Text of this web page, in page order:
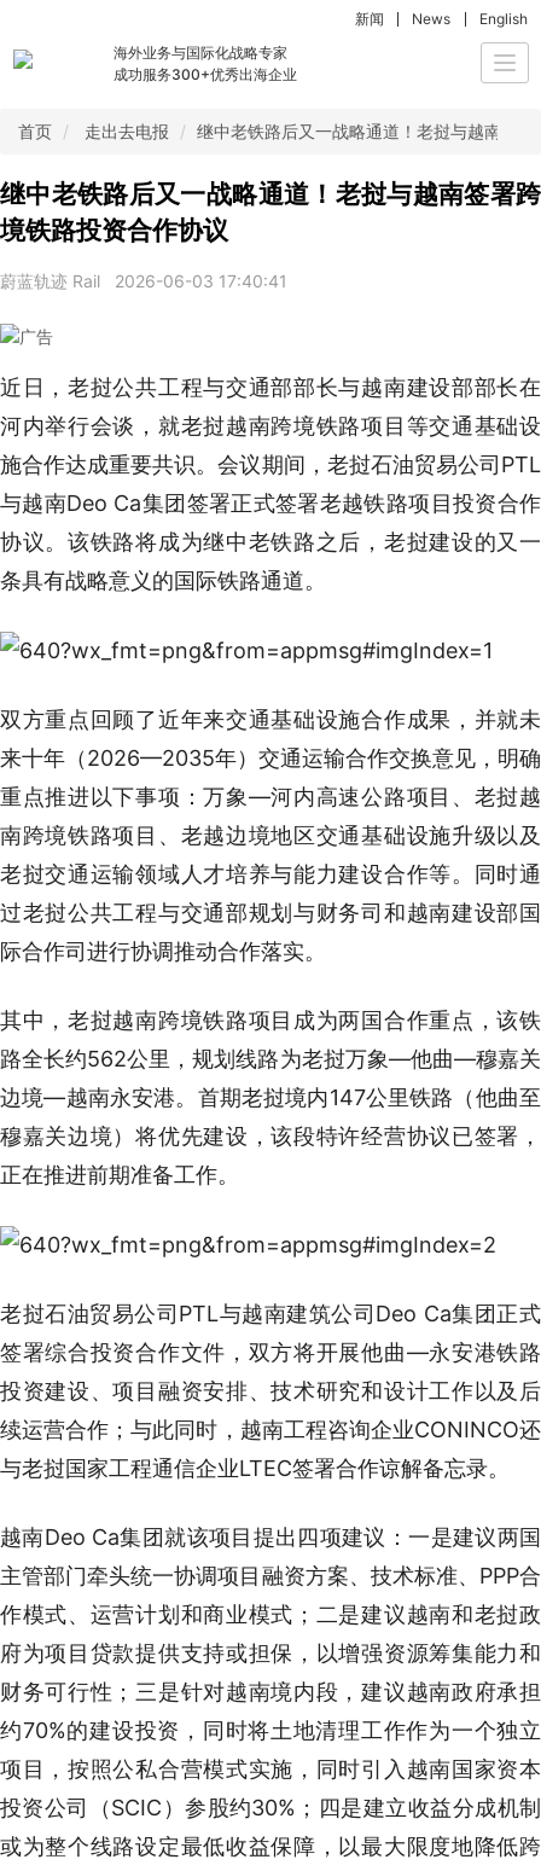
海外业务与国际化战略专家
成功服务300+优秀出海企业
新闻 News English
首页 走出去电报 继中老铁路后又一战略通道！老挝与越南签
继中老铁路后又一战略通道！老挝与越南签署跨
境铁路投资合作协议
蔚蓝轨迹 Rail 2026-06-03 17:40:41
近日，老挝公共工程与交通部部长与越南建设部部长在
河内举行会谈，就老挝越南跨境铁路项目等交通基础设
施合作达成重要共识。会议期间，老挝石油贸易公司PTL
与越南Deo Ca集团签署正式签署老越铁路项目投资合作
协议。该铁路将成为继中老铁路之后，老挝建设的又一
条具有战略意义的国际铁路通道。
双方重点回顾了近年来交通基础设施合作成果，并就未
来十年（2026—2035年）交通运输合作交换意见，明确
重点推进以下事项：万象—河内高速公路项目、老挝越
南跨境铁路项目、老越边境地区交通基础设施升级以及
老挝交通运输领域人才培养与能力建设合作等。同时通
过老挝公共工程与交通部规划与财务司和越南建设部国
际合作司进行协调推动合作落实。
其中，老挝越南跨境铁路项目成为两国合作重点，该铁
路全长约562公里，规划线路为老挝万象—他曲—穆嘉关
边境—越南永安港。首期老挝境内147公里铁路（他曲至
穆嘉关边境）将优先建设，该段特许经营协议已签署，
正在推进前期准备工作。
老挝石油贸易公司PTL与越南建筑公司Deo Ca集团正式
签署综合投资合作文件，双方将开展他曲—永安港铁路
投资建设、项目融资安排、技术研究和设计工作以及后
续运营合作；与此同时，越南工程咨询企业CONINCO还
与老挝国家工程通信企业LTEC签署合作谅解备忘录。
越南Deo Ca集团就该项目提出四项建议：一是建议两国
主管部门牵头统一协调项目融资方案、技术标准、PPP合
作模式、运营计划和商业模式；二是建议越南和老挝政
府为项目贷款提供支持或担保，以增强资源筹集能力和
财务可行性；三是针对越南境内段，建议越南政府承担
约70%的建设投资，同时将土地清理工作作为一个独立
项目，按照公私合营模式实施，同时引入越南国家资本
投资公司（SCIC）参股约30%；四是建立收益分成机制
或为整个线路设定最低收益保障，以最大限度地降低跨